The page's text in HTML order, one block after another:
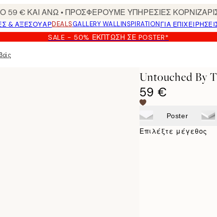
€ ΚΑΙ ΑΝΩ • ΠΡΟΣΦΕΡΟΥΜΕ ΥΠΗΡΕΣΙΕΣ
& ΑΞΕΣΟΥΆΡDEALSGALLERY WALLINSPIRATIONΓΙΑ
SALE - 50% ΈΚΠΤΩΣΗ ΣΕ POSTER*
Untouched By
59 €
Poster
Επιλέξτε μέγεθος